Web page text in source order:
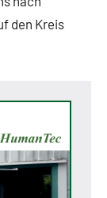
den Kreis